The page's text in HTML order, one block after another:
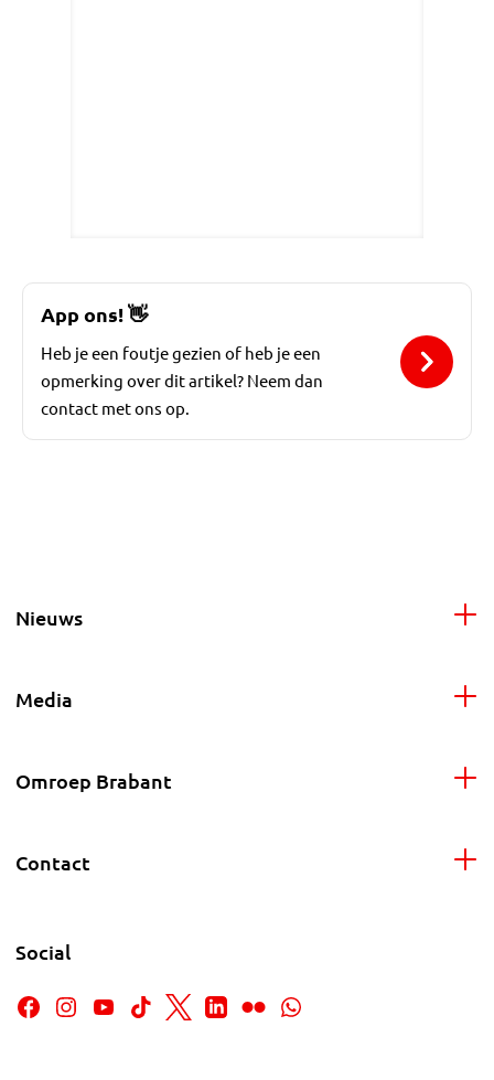
App ons!👋
Heb je een foutje gezien of heb je een
opmerking over dit artikel? Neem dan
contact met ons op.
Nieuws
Media
Omroep Brabant
Contact
Social